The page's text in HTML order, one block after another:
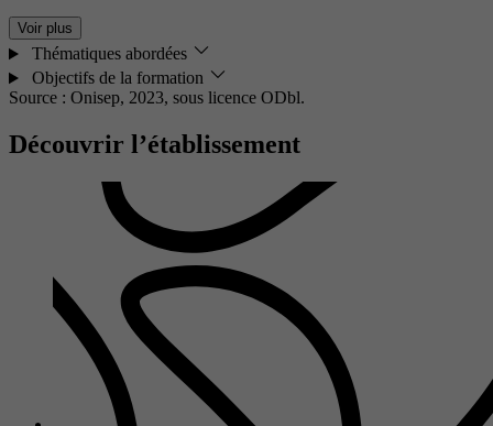
Voir plus
Thématiques abordées
Objectifs de la formation
Source : Onisep, 2023, sous licence ODbl.
Découvrir l’établissement